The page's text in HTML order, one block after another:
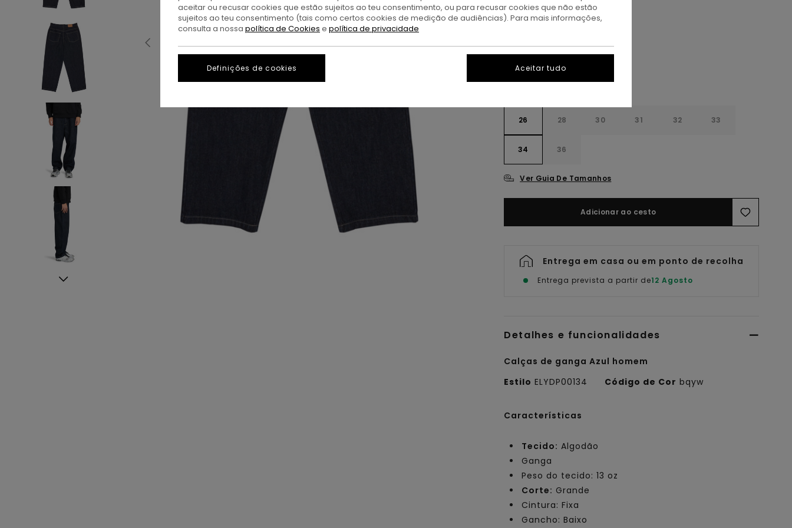
CorDark Blue Rinse
26 28 30 31 32 33
34 36
Ver Guia De Tamanhos
Adicionar ao cesto
Entrega em casa ou em ponto de recolha
Entrega prevista a partir de12 Agosto
Detalhes e funcionalidades
Calças de ganga Azul homem
Estilo ELYDP00134 Código de Cor bqyw
Características
Tecido: Algodão
Ganga
Peso do tecido: 13 oz
Corte: Grande
Cintura: Fixa
Gancho: Baixo
aceitar ou recusar cookies que estão sujeitos ao teu consentimento, ou para recusar cookies que não estão
sujeitos ao teu consentimento (tais como certos cookies de medição de audiências). Para mais informações,
consulta a nossa política de Cookies e política de privacidade
Definições de cookies Aceitar tudo